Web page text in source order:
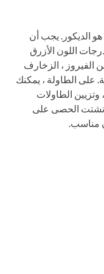
الديكور. يجب أن
اللون الأزرق
الفيروز ، الزخارف
على الطاولة ، يمكنك
الطاولات
تشتت الحصى على
مناسب.